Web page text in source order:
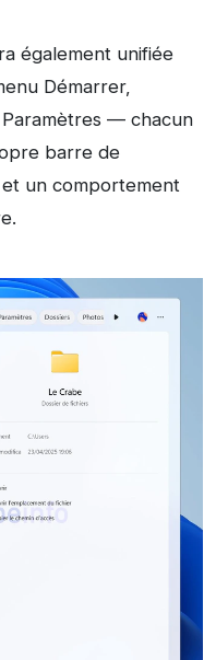
également unifiée
Démarrer,
— chacun
barre de
un comportement